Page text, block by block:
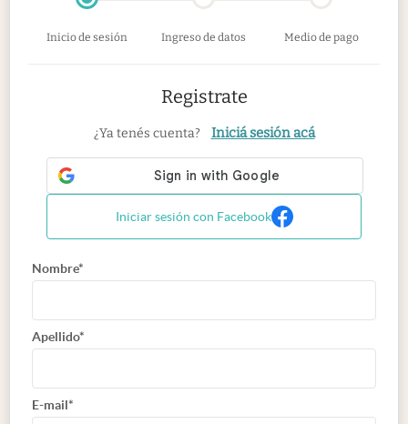
Inicio de sesión Ingreso de datos Medio de pago
Registrate
¿Ya tenés cuenta? Iniciá sesión acá
Iniciar sesión con Facebook
Nombre*
Apellido*
E-mail*